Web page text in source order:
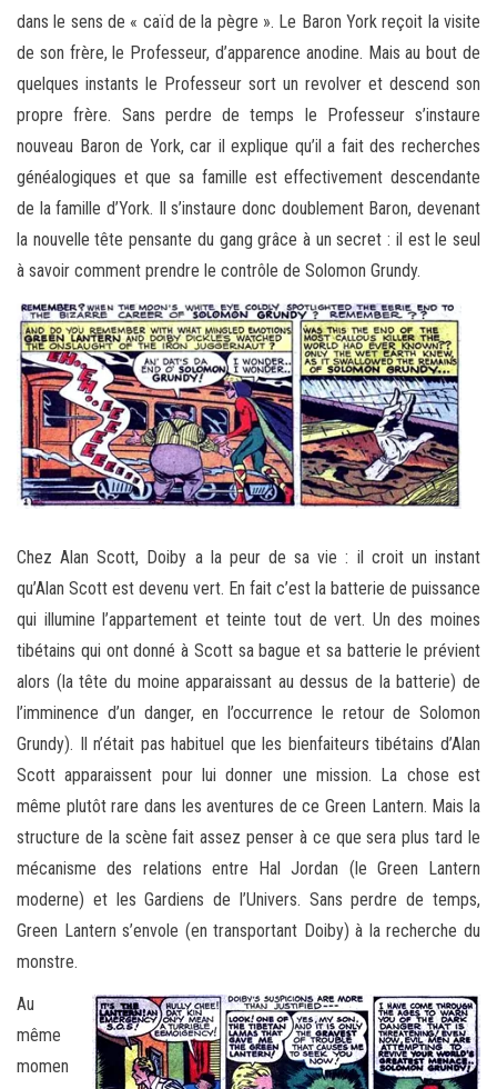
dans le sens de « caïd de la pègre ». Le Baron York reçoit la visite
de son frère, le Professeur, d’apparence anodine. Mais au bout de
quelques instants le Professeur sort un revolver et descend son
propre frère. Sans perdre de temps le Professeur s’instaure
nouveau Baron de York, car il explique qu’il a fait des recherches
généalogiques et que sa famille est effectivement descendante
de la famille d’York. Il s’instaure donc doublement Baron, devenant
la nouvelle tête pensante du gang grâce à un secret : il est le seul
à savoir comment prendre le contrôle de Solomon Grundy.
Chez Alan Scott, Doiby a la peur de sa vie : il croit un instant
qu’Alan Scott est devenu vert. En fait c’est la batterie de puissance
qui illumine l’appartement et teinte tout de vert. Un des moines
tibétains qui ont donné à Scott sa bague et sa batterie le prévient
alors (la tête du moine apparaissant au dessus de la batterie) de
l’imminence d’un danger, en l’occurrence le retour de Solomon
Grundy). Il n’était pas habituel que les bienfaiteurs tibétains d’Alan
Scott apparaissent pour lui donner une mission. La chose est
même plutôt rare dans les aventures de ce Green Lantern. Mais la
structure de la scène fait assez penser à ce que sera plus tard le
mécanisme des relations entre Hal Jordan (le Green Lantern
moderne) et les Gardiens de l’Univers. Sans perdre de temps,
Green Lantern s’envole (en transportant Doiby) à la recherche du
monstre.
Au
même
momen